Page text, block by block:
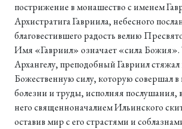
пострижение в монашество с именем
Архистратига Гавриила, небесного
благовестившего радость велию
Имя «Гавриил» означает «сила
Архангелу, преподобный Гавриил
Божественную силу, которую совершал
болезни и труды, исполняя послушания,
него священноначалием Ильинского
оставив мир с его страстями и